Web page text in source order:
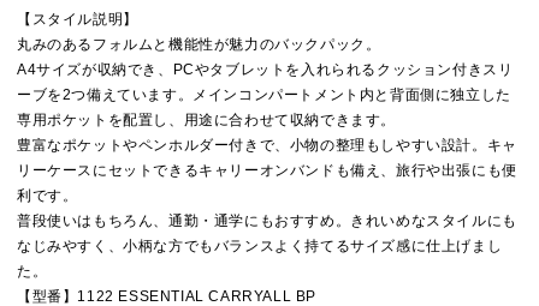
【スタイル説明】
丸みのあるフォルムと機能性が魅力のバックパック。
A4サイズが収納でき、PCやタブレットを入れられるクッション付きスリ
ーブを2つ備えています。メインコンパートメント内と背面側に独立した
専用ポケットを配置し、用途に合わせて収納できます。
豊富なポケットやペンホルダー付きで、小物の整理もしやすい設計。キャ
リーケースにセットできるキャリーオンバンドも備え、旅行や出張にも便
利です。
普段使いはもちろん、通勤・通学にもおすすめ。きれいめなスタイルにも
なじみやすく、小柄な方でもバランスよく持てるサイズ感に仕上げまし
た。
【型番】1122 ESSENTIAL CARRYALL BP